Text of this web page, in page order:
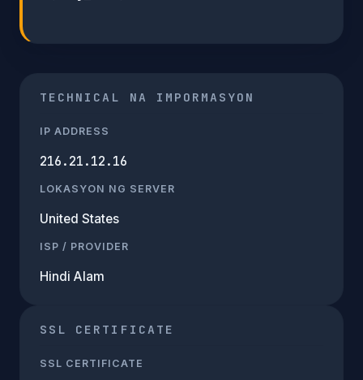
TECHNICAL NA IMPORMASYON
IP ADDRESS
216.21.12.16
LOKASYON NG SERVER
United States
ISP / PROVIDER
Hindi Alam
SSL CERTIFICATE
SSL CERTIFICATE